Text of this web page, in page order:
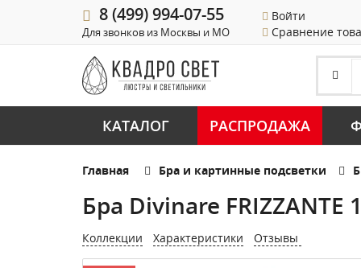
8 (499) 994-07-55
Для звонков из Москвы и МО
Войти
Сравнение
КАТАЛОГ РАСПРОДАЖА
Главная Бра и картинные подсветки
Бра Divinare FRIZZANTE
Коллекции Характеристики Отзывы